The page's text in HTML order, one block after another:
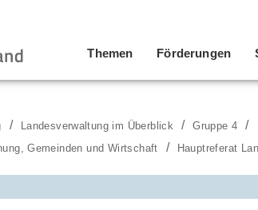
Themen Förderungen
Landesverwaltung im Überblick
Gruppe 4
Gemeinden und Wirtschaft
Hauptreferat